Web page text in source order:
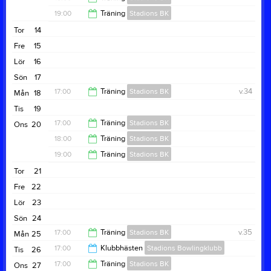
18:00
19:00 Träning Stadions BK
14
Tor
15
Fre
16
Lör
17
Sön
18
Mån v.34
17:00 Träning Stadions BK
18:00
19
Tis
20
Ons 17:00 Träning Stadions BK
18:00
18:00 Träning Stadions BK
19:00 Träning Stadions BK
21
Tor
22
Fre
23
Lör
24
Sön
25
Mån v.35
17:00 Träning Stadions BK
18:00
26
Tis 17:00 Klubbhästen Stadions Bowlingklubb
27
Ons 17:00 Träning Stadions BK